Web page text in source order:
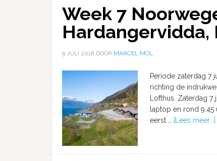
Week 7
Hardangervidda,
9 JULI 2018 DOOR MARCEL MOL
Periode zaterdag 7
richting de
Lofthus. Zaterdag
laptop en rond
eerst …
[Lees meer...]